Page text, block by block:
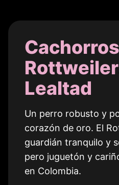
Cachorros
Lealtad
Un perro robusto y
corazón de oro. El
guardián tranquilo y
pero juguetón y
en Colombia.